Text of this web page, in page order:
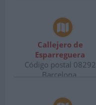
Callejero de
Esparreguera
Código postal 08292
Barcelona.